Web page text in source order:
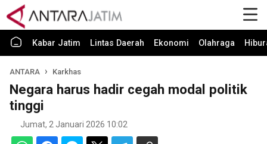
Kabar Jatim Lintas Daerah Ekonomi Olahraga
ANTARA Karkhas
Negara harus hadir cegah modal politik
tinggi
Jumat, 2 Januari 2026 10:02